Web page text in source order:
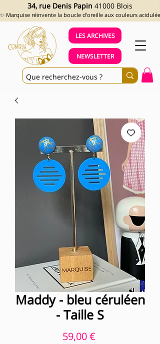
LES ARCHIVES
NEWSLETTER
34, rue Denis Papin 41000 Blois
✨ Marquise réinvente la boucle d'oreille aux couleurs
Maddy - bleu céruléen
- Taille S
59,00 €Prix